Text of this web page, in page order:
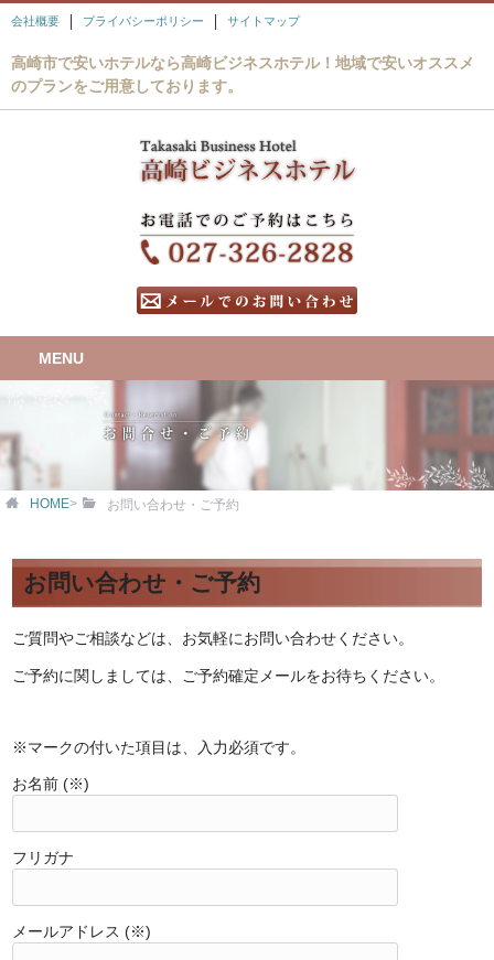
会社概要 プライバシーポリシー サイトマップ
高崎市で安いホテルなら高崎ビジネスホテル！地域で安いオススメ
のプランをご用意しております。
MENU
HOME> お問い合わせ・ご予約
お問い合わせ・ご予約
ご質問やご相談などは、お気軽にお問い合わせください。
ご予約に関しましては、ご予約確定メールをお待ちください。
※マークの付いた項目は、入力必須です。
お名前 (※)
フリガナ
メールアドレス (※)